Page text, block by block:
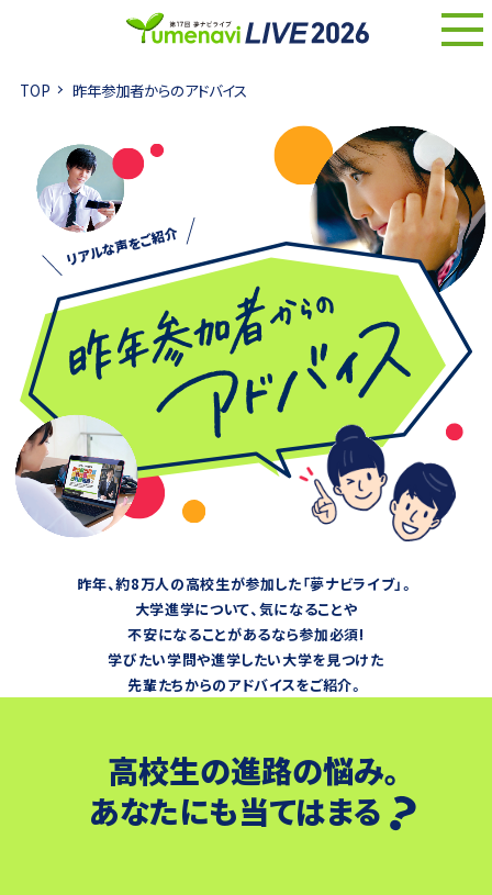
TOP 昨年参加者からのアドバイス
リアルな声をご紹介
昨年、約8万人の高校生が参加した「夢ナビライブ」。
大学進学について、気になることや
不安になることがあるなら参加必須!
学びたい学問や進学したい大学を見つけた
先輩たちからのアドバイスをご紹介。
高校生の進路の悩み。
あなたにも当てはまる？